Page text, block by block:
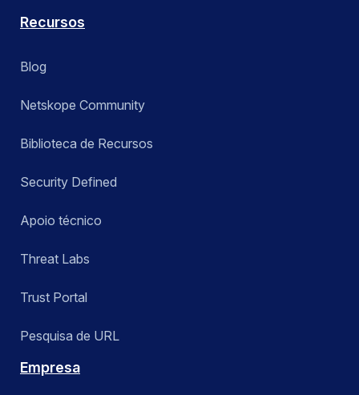
Recursos
Blog
Netskope Community
Biblioteca de Recursos
Security Defined
Apoio técnico
Threat Labs
Trust Portal
Pesquisa de URL
Empresa